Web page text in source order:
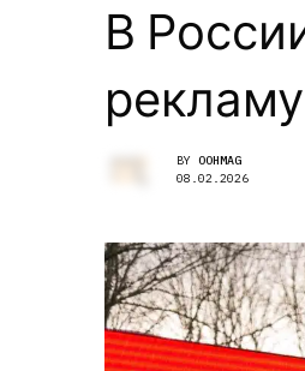
В
BY OOHMAG
08.02.2026